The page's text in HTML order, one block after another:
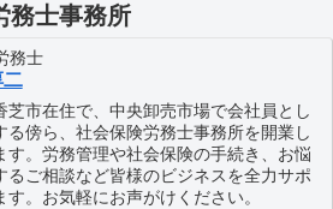
務士事務所
務士
二
芝市在住で、中央卸売市場で会社員とし
る傍ら、社会保険労務士事務所を開業し
す。労務管理や社会保険の手続き、お悩
るご相談など皆様のビジネスを全力サポ
す。お気軽にお声がけください。